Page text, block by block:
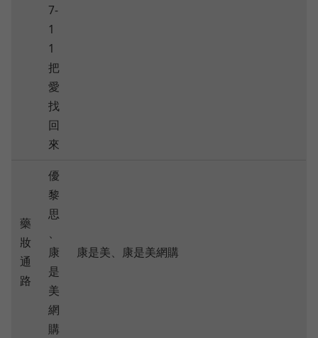
7-
1
1
把
愛
找
回
來
藥
妝
通
路
優
黎
思
、
康
是
美
網
購
康是美、康是美網購